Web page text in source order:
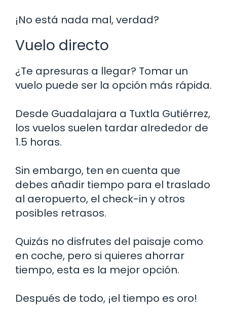
¡No está nada mal, verdad?
Vuelo directo
¿Te apresuras a llegar? Tomar un
vuelo puede ser la opción más rápida.
Desde Guadalajara a Tuxtla Gutiérrez,
los vuelos suelen tardar alrededor de
1.5 horas.
Sin embargo, ten en cuenta que
debes añadir tiempo para el traslado
al aeropuerto, el check-in y otros
posibles retrasos.
Quizás no disfrutes del paisaje como
en coche, pero si quieres ahorrar
tiempo, esta es la mejor opción.
Después de todo, ¡el tiempo es oro!